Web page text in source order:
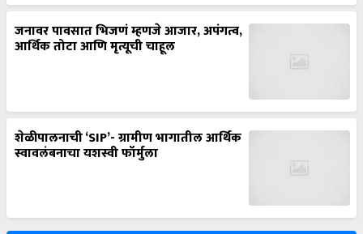
जनावर पावसात भिजणं म्हणजे आजार, अपंगत्व,
आर्थिक तोटा आणि मृत्यूची चाहूल
शेळीपालनाची ‘SIP’- ग्रामीण भागातील आर्थिक
स्वावलंबनाचा यशस्वी फॉर्मुला